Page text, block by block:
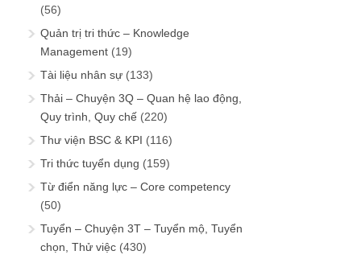
(56)
Quản trị tri thức – Knowledge
Management (19)
Tài liệu nhân sự (133)
Thải – Chuyện 3Q – Quan hệ lao động,
Quy trình, Quy chế (220)
Thư viện BSC & KPI (116)
Tri thức tuyển dụng (159)
Từ điển năng lực – Core competency
(50)
Tuyển – Chuyện 3T – Tuyển mộ, Tuyển
chọn, Thử việc (430)